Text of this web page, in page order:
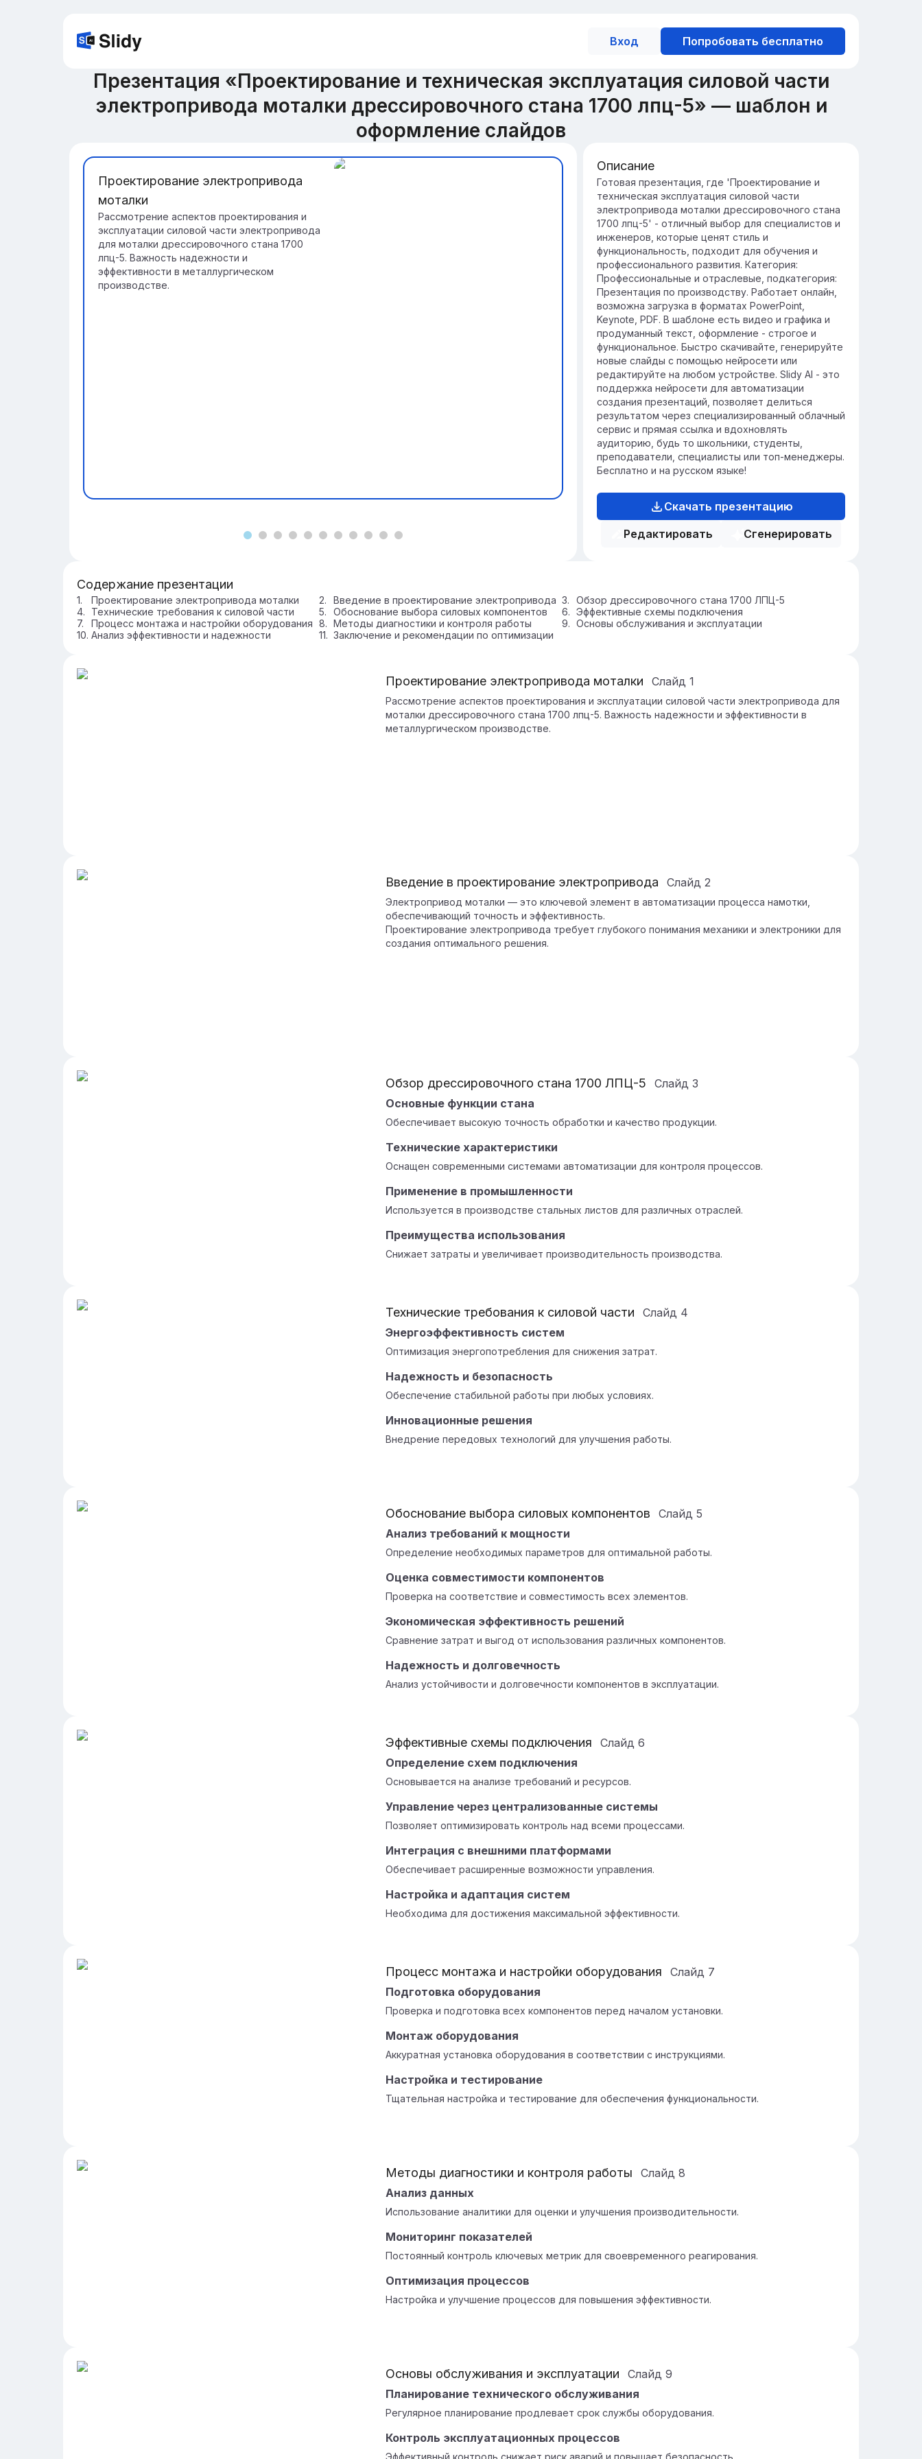
Вход Попробовать бесплатно
Презентация «Проектирование и техническая эксплуатация силовой части
электропривода моталки дрессировочного стана 1700 лпц-5» — шаблон и
оформление слайдов
Проектирование электропривода
моталки
Рассмотрение аспектов проектирования и
эксплуатации силовой части электропривода
для моталки дрессировочного стана 1700
лпц-5. Важность надежности и
эффективности в металлургическом
производстве.
Введение в проектирование
электропривода
Электропривод моталки — это ключевой
элемент в автоматизации процесса намотки,
обеспечивающий точность и эффективность.
Проектирование электропривода требует
глубокого понимания механики и
электроники для создания оптимального
решения.
Описание
Готовая презентация, где 'Проектирование и
техническая эксплуатация силовой части
электропривода моталки дрессировочного стана
1700 лпц-5' - отличный выбор для специалистов и
инженеров, которые ценят стиль и
функциональность, подходит для обучения и
профессионального развития. Категория:
Профессиональные и отраслевые, подкатегория:
Презентация по производству. Работает онлайн,
возможна загрузка в форматах PowerPoint,
Keynote, PDF. В шаблоне есть видео и графика и
продуманный текст, оформление - строгое и
функциональное. Быстро скачивайте, генерируйте
новые слайды с помощью нейросети или
редактируйте на любом устройстве. Slidy AI - это
поддержка нейросети для автоматизации
создания презентаций, позволяет делиться
результатом через специализированный облачный
сервис и прямая ссылка и вдохновлять
аудиторию, будь то школьники, студенты,
преподаватели, специалисты или топ-менеджеры.
Бесплатно и на русском языке!
Скачать презентацию
Редактировать
Сгенерировать
Содержание презентации
Проектирование электропривода моталки Введение в проектирование электропривода
Обзор дрессировочного стана 1700 ЛПЦ-5
Технические требования к силовой части
Обоснование выбора силовых компонентов
Эффективные схемы подключения
Процесс монтажа и настройки оборудования
Методы диагностики и контроля работы
Основы обслуживания и эксплуатации
Анализ эффективности и надежности
Заключение и рекомендации по оптимизации
Проектирование электропривода моталки Слайд 1
Рассмотрение аспектов проектирования и эксплуатации силовой части электропривода для
моталки дрессировочного стана 1700 лпц-5. Важность надежности и эффективности в
металлургическом производстве.
Введение в проектирование электропривода Слайд 2
Электропривод моталки — это ключевой элемент в автоматизации процесса намотки,
обеспечивающий точность и эффективность.
Проектирование электропривода требует глубокого понимания механики и электроники для
создания оптимального решения.
Обзор дрессировочного стана 1700 ЛПЦ-5 Слайд 3
Основные функции стана
Обеспечивает высокую точность обработки и качество продукции.
Технические характеристики
Оснащен современными системами автоматизации для контроля процессов.
Применение в промышленности
Используется в производстве стальных листов для различных отраслей.
Преимущества использования
Снижает затраты и увеличивает производительность производства.
Технические требования к силовой части Слайд 4
Энергоэффективность систем
Оптимизация энергопотребления для снижения затрат.
Надежность и безопасность
Обеспечение стабильной работы при любых условиях.
Инновационные решения
Внедрение передовых технологий для улучшения работы.
Обоснование выбора силовых компонентов Слайд 5
Анализ требований к мощности
Определение необходимых параметров для оптимальной работы.
Оценка совместимости компонентов
Проверка на соответствие и совместимость всех элементов.
Экономическая эффективность решений
Сравнение затрат и выгод от использования различных компонентов.
Надежность и долговечность
Анализ устойчивости и долговечности компонентов в эксплуатации.
Эффективные схемы подключения Слайд 6
Определение схем подключения
Основывается на анализе требований и ресурсов.
Управление через централизованные системы
Позволяет оптимизировать контроль над всеми процессами.
Интеграция с внешними платформами
Обеспечивает расширенные возможности управления.
Настройка и адаптация систем
Необходима для достижения максимальной эффективности.
Процесс монтажа и настройки оборудования Слайд 7
Подготовка оборудования
Проверка и подготовка всех компонентов перед началом установки.
Монтаж оборудования
Аккуратная установка оборудования в соответствии с инструкциями.
Настройка и тестирование
Тщательная настройка и тестирование для обеспечения функциональности.
Методы диагностики и контроля работы Слайд 8
Анализ данных
Использование аналитики для оценки и улучшения производительности.
Мониторинг показателей
Постоянный контроль ключевых метрик для своевременного реагирования.
Оптимизация процессов
Настройка и улучшение процессов для повышения эффективности.
Основы обслуживания и эксплуатации Слайд 9
Планирование технического обслуживания
Регулярное планирование продлевает срок службы оборудования.
Контроль эксплуатационных процессов
Эффективный контроль снижает риск аварий и повышает безопасность.